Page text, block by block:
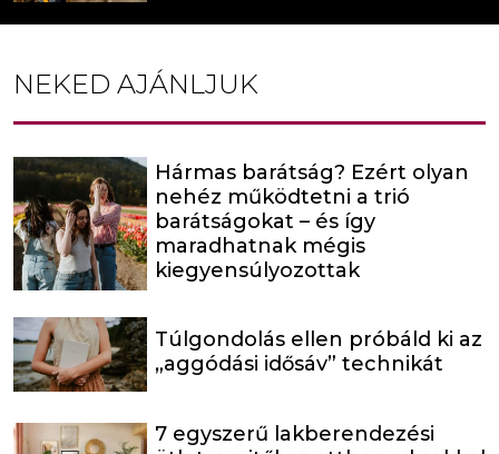
NEKED AJÁNLJUK
Hármas barátság? Ezért olyan
nehéz működtetni a trió
barátságokat – és így
maradhatnak mégis
kiegyensúlyozottak
Túlgondolás ellen próbáld ki az
„aggódási idősáv” technikát
7 egyszerű lakberendezési